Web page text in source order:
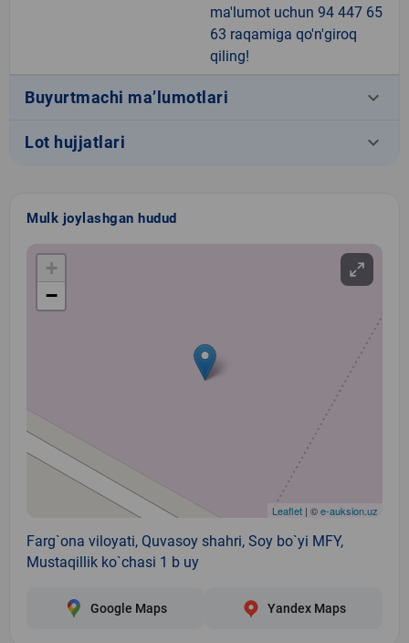
ma'lumot uchun 94 447 65
63 raqamiga qo'n'giroq
qiling!
Buyurtmachi ma’lumotlari keyboard_arrow_down
Lot hujjatlari keyboard_arrow_down
Mulk joylashgan hudud
+
−
Leaflet | ©e-auksion.uz
Farg`ona viloyati, Quvasoy shahri, Soy bo`yi MFY,
Mustaqillik ko`chasi 1 b uy
Google Maps Yandex Maps